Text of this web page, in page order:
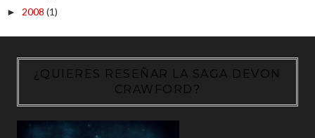
► 2008 (1)
¿QUIERES RESEÑAR LA SAGA DEVON
CRAWFORD?